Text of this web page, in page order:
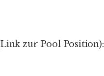
zur Pool Position):